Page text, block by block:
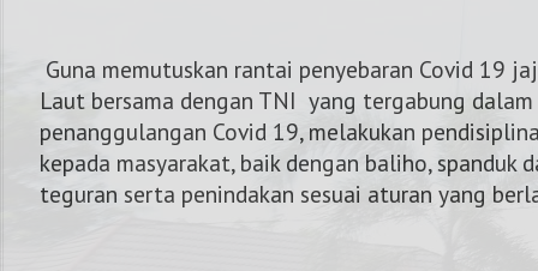
Guna memutuskan rantai penyebaran Covid 19
Laut bersama dengan TNI yang tergabung
penanggulangan Covid 19, melakukan
kepada masyarakat, baik dengan baliho, spanduk
teguran serta penindakan sesuai aturan yang